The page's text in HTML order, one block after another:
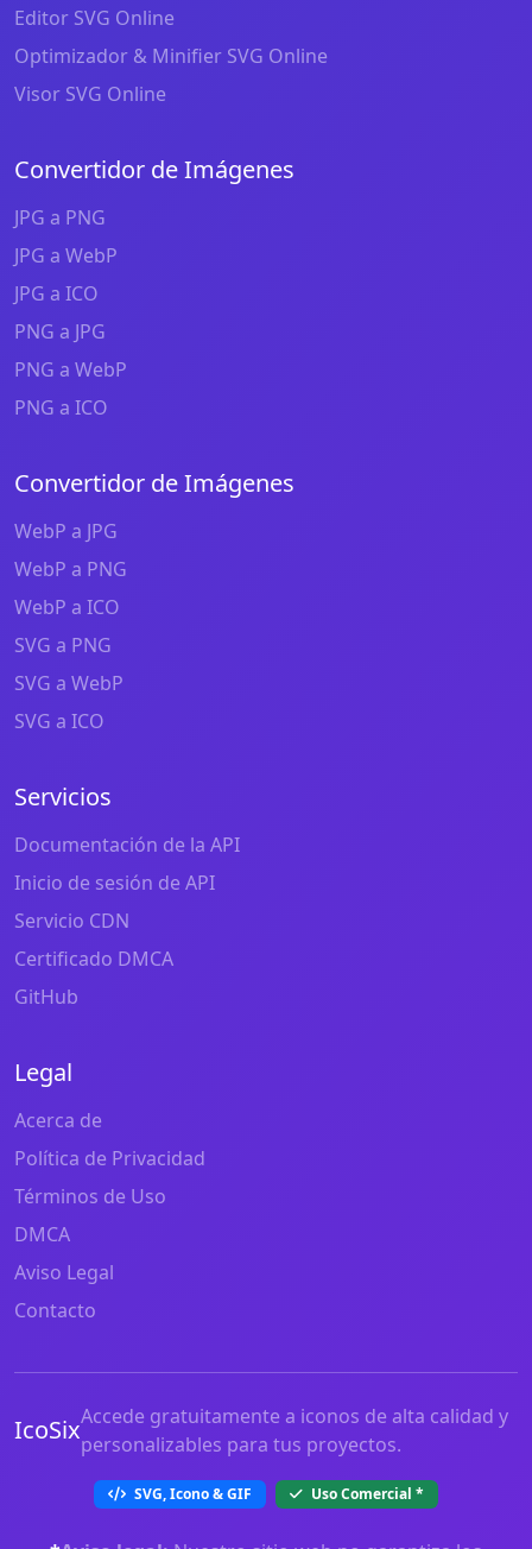
Editor SVG Online
Optimizador & Minifier SVG Online
Visor SVG Online
Convertidor de Imágenes
JPG a PNG
JPG a WebP
JPG a ICO
PNG a JPG
PNG a WebP
PNG a ICO
Convertidor de Imágenes
WebP a JPG
WebP a PNG
WebP a ICO
SVG a PNG
SVG a WebP
SVG a ICO
Servicios
Documentación de la API
Inicio de sesión de API
Servicio CDN
Certificado DMCA
GitHub
Legal
Acerca de
Política de Privacidad
Términos de Uso
DMCA
Aviso Legal
Contacto
IcoSixAccede gratuitamente a iconos de alta calidad y
personalizables para tus proyectos.
SVG, Icono & GIF Uso Comercial *